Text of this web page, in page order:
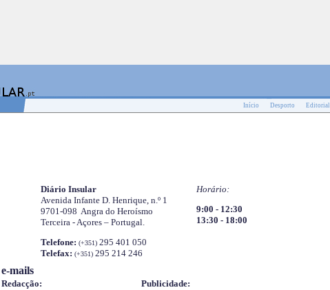
Início Desporto Editorial
Diário Insular
Avenida Infante D. Henrique, n.º 1
9701-098 Angra do Heroísmo
Terceira - Açores – Portugal.
Telefone: (+351)295 401 050
Telefax: (+351)295 214 246
Horário:
9:00 - 12:30
13:30 - 18:00
e-mails
Redacção:
Publicidade: